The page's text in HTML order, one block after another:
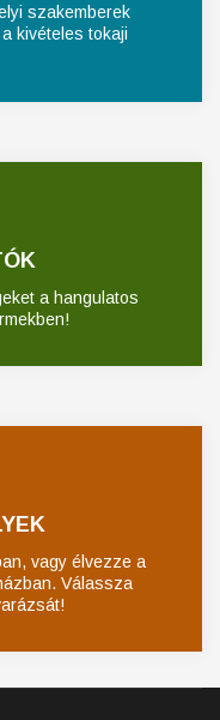
szakemberek
kivételes tokaji
a hangulatos
vagy élvezze a
Válassza